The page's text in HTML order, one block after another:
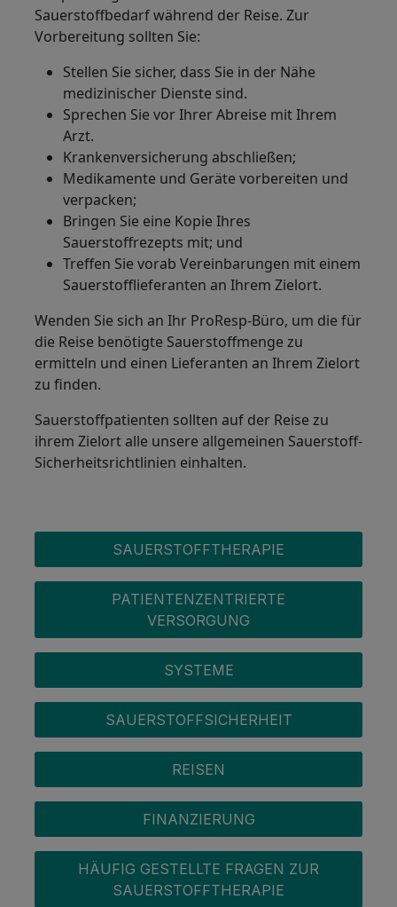
Sauerstoffbedarf während der Reise. Zur
Vorbereitung sollten Sie:
Stellen Sie sicher, dass Sie in der Nähe
medizinischer Dienste sind.
Sprechen Sie vor Ihrer Abreise mit Ihrem
Arzt.
Krankenversicherung abschließen;
Medikamente und Geräte vorbereiten und
verpacken;
Bringen Sie eine Kopie Ihres
Sauerstoffrezepts mit; und
Treffen Sie vorab Vereinbarungen mit einem
Sauerstofflieferanten an Ihrem Zielort.
Wenden Sie sich an Ihr ProResp-Büro, um die für
die Reise benötigte Sauerstoffmenge zu
ermitteln und einen Lieferanten an Ihrem Zielort
zu finden.
Sauerstoffpatienten sollten auf der Reise zu
ihrem Zielort alle unsere allgemeinen Sauerstoff-
Sicherheitsrichtlinien einhalten.
OXYGEN MENUSAUERSTOFFTHERAPIE
PATIENTENZENTRIERTE
VERSORGUNG
SYSTEME
SAUERSTOFFSICHERHEIT
REISEN
FINANZIERUNG
HÄUFIG GESTELLTE FRAGEN ZUR
SAUERSTOFFTHERAPIE